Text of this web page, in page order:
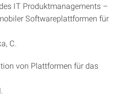
IT Produktmanagements –
Softwareplattformen für
C.
von Plattformen für das